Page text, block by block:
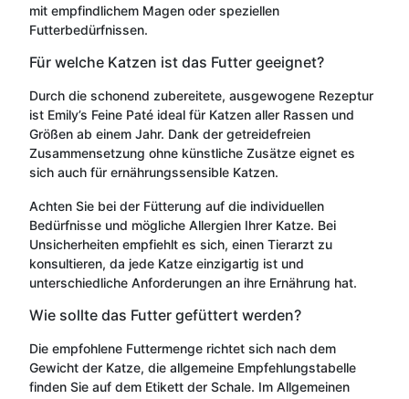
mit empfindlichem Magen oder speziellen
Futterbedürfnissen.
Für welche Katzen ist das Futter geeignet?
Durch die schonend zubereitete, ausgewogene Rezeptur
ist Emily’s Feine Paté ideal für Katzen aller Rassen und
Größen ab einem Jahr. Dank der getreidefreien
Zusammensetzung ohne künstliche Zusätze eignet es
sich auch für ernährungssensible Katzen.
Achten Sie bei der Fütterung auf die individuellen
Bedürfnisse und mögliche Allergien Ihrer Katze. Bei
Unsicherheiten empfiehlt es sich, einen Tierarzt zu
konsultieren, da jede Katze einzigartig ist und
unterschiedliche Anforderungen an ihre Ernährung hat.
Wie sollte das Futter gefüttert werden?
Die empfohlene Futtermenge richtet sich nach dem
Gewicht der Katze, die allgemeine Empfehlungstabelle
finden Sie auf dem Etikett der Schale. Im Allgemeinen